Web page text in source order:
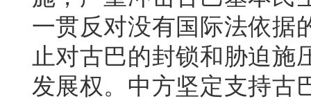
一贯反对没有国际法依据
止对古巴的封锁和胁迫施
发展权。中方坚定支持古